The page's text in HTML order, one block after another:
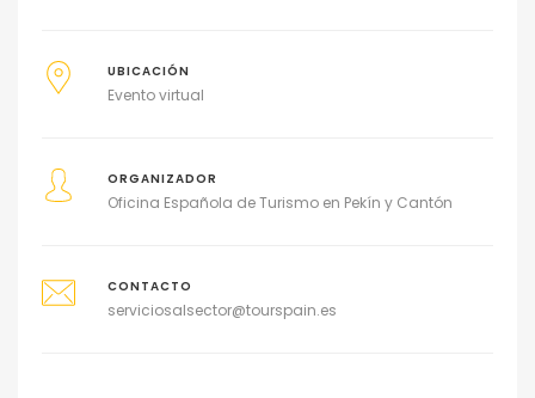
UBICACIÓN
Evento virtual
ORGANIZADOR
Oficina Española de Turismo en Pekín y Cantón
CONTACTO
serviciosalsector@tourspain.es